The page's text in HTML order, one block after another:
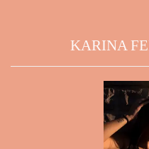
KARINA